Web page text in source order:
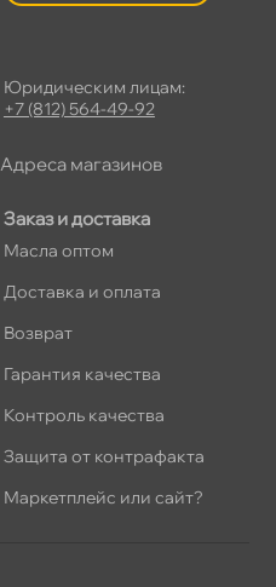
Заказ и доставка
Масла оптом
Доставка и оплата
озврат
Гарантия качества
Контроль качества
Защита от контрафакта
Маркетплейс или сайт?
Юридическим лицам:
+7 (812) 564-49-92
Адреса магазино